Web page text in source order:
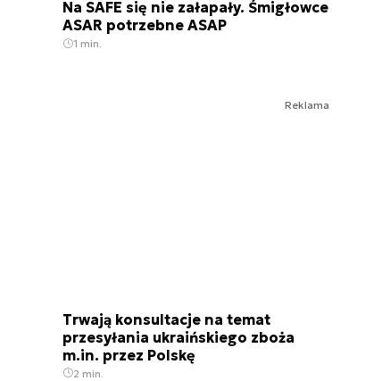
Na SAFE się nie załapały. Śmigłowce
ASAR potrzebne ASAP
1 min.
Reklama
Trwają konsultacje na temat
przesyłania ukraińskiego zboża
m.in. przez Polskę
2 min.